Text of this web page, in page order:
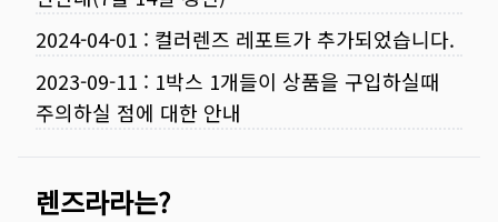
2024-04-01 : 컬러렌즈 레포트가 추가되었습니다.
2023-09-11 : 1박스 1개들이 상품을 구입하실때
주의하실 점에 대한 안내
렌즈라라는?